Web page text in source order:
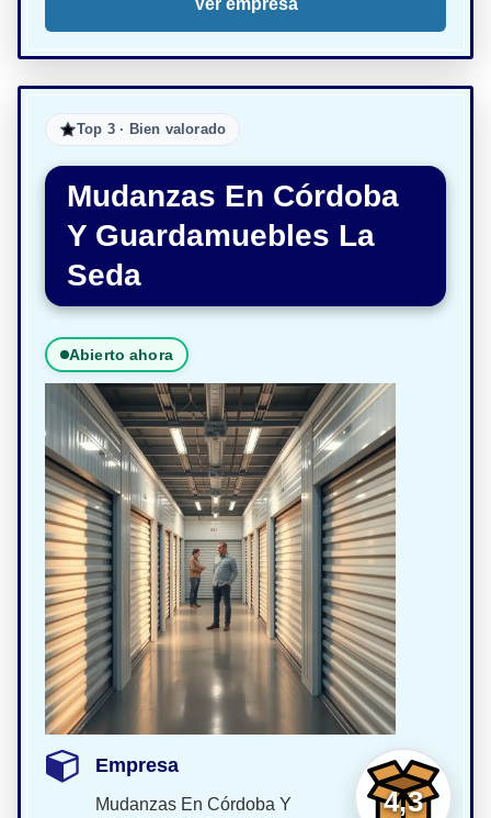
Ver empresa
Top 3 · Bien valorado
Mudanzas En Córdoba
Y Guardamuebles La
Seda
Abierto ahora
4,3
Empresa
Mudanzas En Córdoba Y